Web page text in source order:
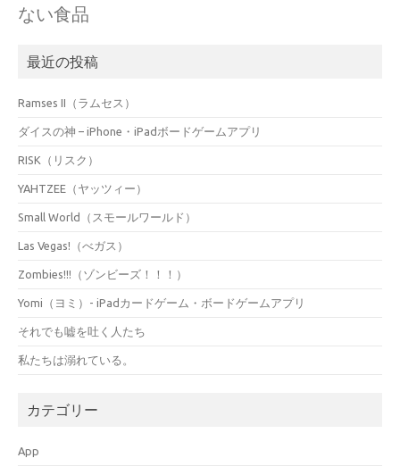
ない食品
最近の投稿
Ramses II（ラムセス）
ダイスの神 – iPhone・iPadボードゲームアプリ
RISK（リスク）
YAHTZEE（ヤッツィー）
Small World（スモールワールド）
Las Vegas!（べガス）
Zombies!!!（ゾンビーズ！！！）
Yomi（ヨミ）- iPadカードゲーム・ボードゲームアプリ
それでも嘘を吐く人たち
私たちは溺れている。
カテゴリー
App